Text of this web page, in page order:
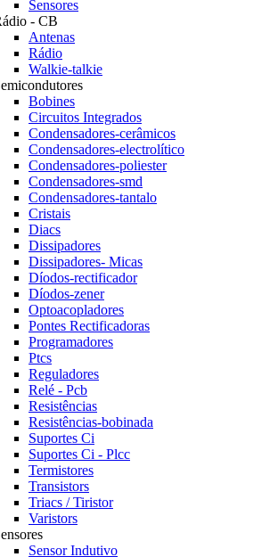
Sensores
- CB
Antenas
Rádio
Walkie-talkie
Bobines
Circuitos Integrados
Condensadores-cerâmicos
Condensadores-electrolítico
Condensadores-poliester
Condensadores-smd
Condensadores-tantalo
Cristais
Diacs
Dissipadores
Dissipadores- Micas
Díodos-rectificador
Díodos-zener
Optoacopladores
Pontes Rectificadoras
Programadores
Ptcs
Reguladores
Relé - Pcb
Resistências
Resistências-bobinada
Suportes Ci
Suportes Ci - Plcc
Termistores
Transistors
Triacs / Tiristor
Varistors
Sensor Indutivo